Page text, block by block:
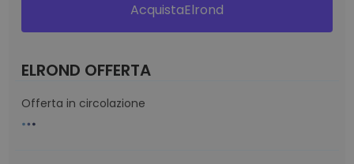
AcquistaElrond
ELROND OFFERTA
Offerta in circolazione